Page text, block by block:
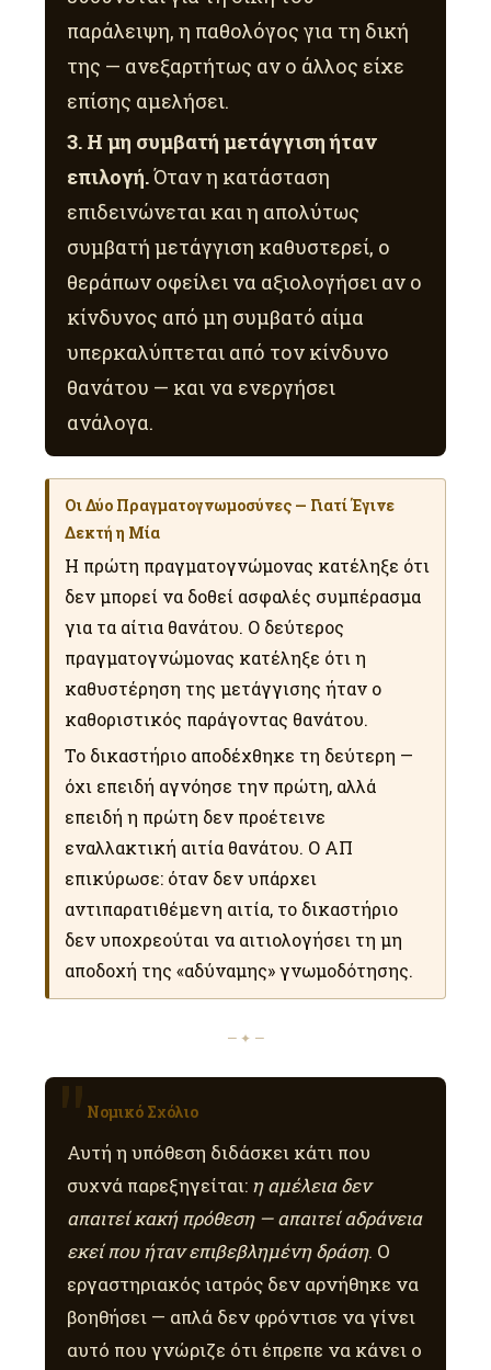
παράλειψη, η παθολόγος για τη δική
της — ανεξαρτήτως αν ο άλλος είχε
επίσης αμελήσει.
3. Η μη συμβατή μετάγγιση ήταν
επιλογή.Όταν η κατάσταση
επιδεινώνεται και η απολύτως
συμβατή μετάγγιση καθυστερεί, ο
θεράπων οφείλει να αξιολογήσει αν ο
κίνδυνος από μη συμβατό αίμα
υπερκαλύπτεται από τον κίνδυνο
θανάτου — και να ενεργήσει
ανάλογα.
Οι Δύο Πραγματογνωμοσύνες — Γιατί Έγινε
Δεκτή η Μία
Η πρώτη πραγματογνώμονας κατέληξε ότι
δεν μπορεί να δοθεί ασφαλές συμπέρασμα
για τα αίτια θανάτου. Ο δεύτερος
πραγματογνώμονας κατέληξε ότι η
καθυστέρηση της μετάγγισης ήταν ο
καθοριστικός παράγοντας θανάτου.
Το δικαστήριο αποδέχθηκε τη δεύτερη —
όχι επειδή αγνόησε την πρώτη, αλλά
επειδή η πρώτη δεν προέτεινε
εναλλακτική αιτία θανάτου. Ο ΑΠ
επικύρωσε: όταν δεν υπάρχει
αντιπαρατιθέμενη αιτία, το δικαστήριο
δεν υποχρεούται να αιτιολογήσει τη μη
αποδοχή της «αδύναμης» γνωμοδότησης.
— ✦ —
Νομικό Σχόλιο
Αυτή η υπόθεση διδάσκει κάτι που
συχνά παρεξηγείται: η αμέλεια δεν
απαιτεί κακή πρόθεση — απαιτεί αδράνεια
εκεί που ήταν επιβεβλημένη δράση. Ο
εργαστηριακός ιατρός δεν αρνήθηκε να
βοηθήσει — απλά δεν φρόντισε να γίνει
αυτό που γνώριζε ότι έπρεπε να κάνει ο